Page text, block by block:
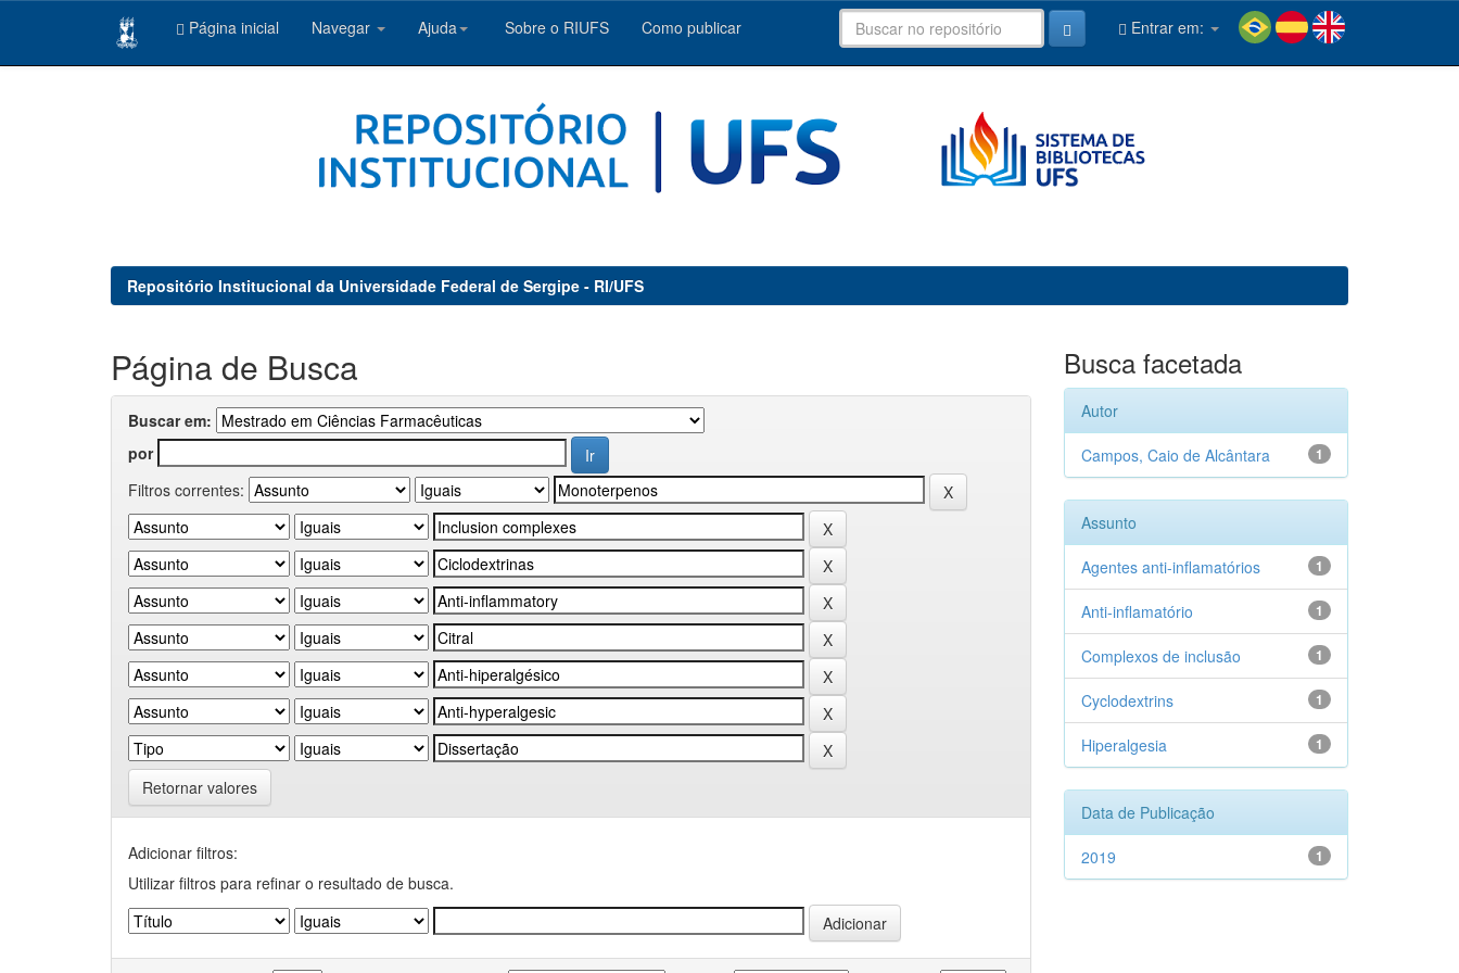
Página inicial Navegar Ajuda Sobre o RIUFS Como publicar Entrar em:
Repositório Institucional da Universidade Federal de Sergipe - RI/UFS
Página de Busca
Buscar em:
por
Filtros correntes:
Retornar valores
Adicionar filtros:
Utilizar filtros para refinar o resultado de busca.
Busca facetada
Autor
1
Campos, Caio de Alcântara
Assunto
1
Agentes anti-inflamatórios
1
Anti-inflamatório
1
Complexos de inclusão
1
Cyclodextrins
1
Hiperalgesia
Data de Publicação
1
2019